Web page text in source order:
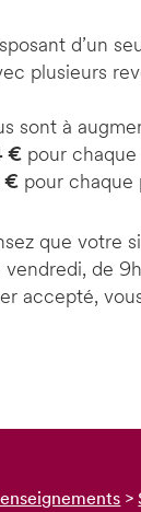
d’un
plusieurs
sont à
€ pour
€ pour
que votre
de
accepté,
>